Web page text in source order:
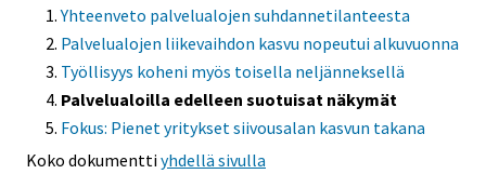
Yhteenveto palvelualojen suhdannetilanteesta
Palvelualojen liikevaihdon kasvu nopeutui alkuvuonna
Työllisyys koheni myös toisella neljänneksellä
Palvelualoilla edelleen suotuisat näkymät
Fokus: Pienet yritykset siivousalan kasvun takana
Koko dokumenttiyhdellä sivulla